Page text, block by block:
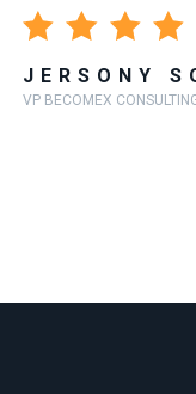
JERSONY
VP BECOMEX